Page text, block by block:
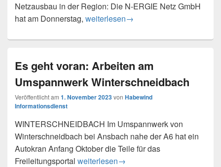
Netzausbau in der Region: Die N-ERGIE Netz GmbH
hat am Donnerstag, N-ERGIE Netz GmbH nimmt
weiterlesen→
Es geht voran: Arbeiten am
Umspannwerk Winterschneidbach
Veröffentlicht am 1. November 2023von Habewind
Informationsdienst
WINTERSCHNEIDBACH Im Umspannwerk von
Winterschneidbach bei Ansbach nahe der A6 hat ein
Autokran Anfang Oktober die Teile für das
Freileitungsportal Es geht voran: Arbeiten am
weiterlesen→